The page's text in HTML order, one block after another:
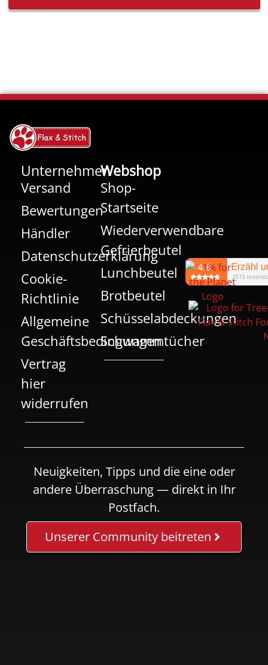
Unternehmen
Versand
Bewertungen
Händler
Datenschutzerklärung
Cookie-
Richtlinie
Allgemeine
Geschäftsbedingungen
Vertrag
hier
widerrufen
Webshop
Shop-
Startseite
Wiederverwendbare
Gefrierbeutel
Lunchbeutel
Brotbeutel
Schüsselabdeckungen
Schwammtücher
Neuigkeiten, Tipps und die eine oder
andere Überraschung — direkt in Ihr
Postfach.
Unserer Community beitreten